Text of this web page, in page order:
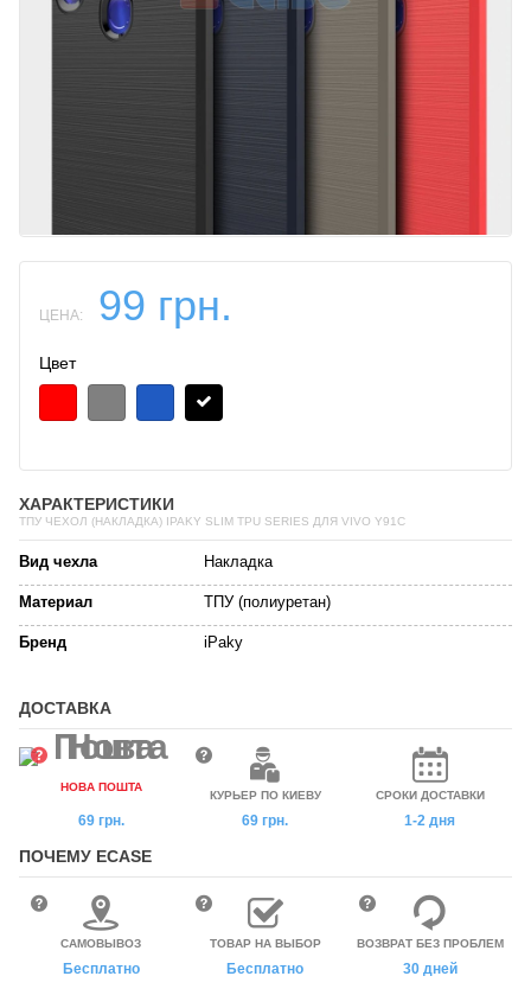
ЦЕНА: 99 грн.
Цвет
ХАРАКТЕРИСТИКИ
ТПУ ЧЕХОЛ (НАКЛАДКА) IPAKY SLIM TPU SERIES ДЛЯ VIVO Y91C
Вид чехла Накладка
Материал ТПУ (полиуретан)
Бренд iPaky
ДОСТАВКА
НОВА ПОШТА
69 грн.
КУРЬЕР ПО КИЕВУ
69 грн.
СРОКИ ДОСТАВКИ
1-2 дня
ПОЧЕМУ ECASE
САМОВЫВОЗ
Бесплатно
ТОВАР НА ВЫБОР
Бесплатно
ВОЗВРАТ БЕЗ ПРОБЛЕМ
30 дней